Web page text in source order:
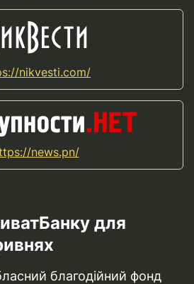
nikvesti.com/
news.pn/
для
благодійний фонд